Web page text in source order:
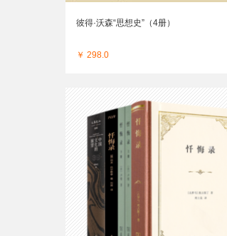
彼得·沃森“思想史”（4册）
￥ 298.0